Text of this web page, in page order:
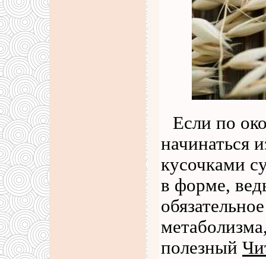
Если по
начинаться
кусочками
в форме,
полезный